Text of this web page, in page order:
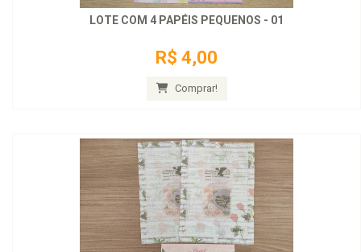
LOTE COM 4 PAPÉIS PEQUENOS - 01
R$ 4,00
Comprar!